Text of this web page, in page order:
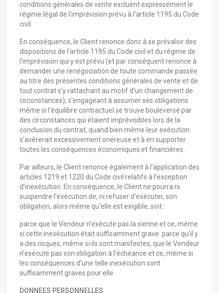
conditions générales de vente excluent expressément le
régime légal de l'imprévision prévu à l'article 1195 du Code
civil.
En conséquence, le Client renonce donc à se prévaloir des
dispositions de l'article 1195 du Code civil et du régime de
l'imprévision qui y est prévu (et par conséquent renonce à
demander une renégociation de toute commande passée
au titre des présentes conditions générales de vente et de
tout contrat s’y rattachant au motif d’un changement de
circonstances), s'engageant à assumer ses obligations
même si l'équilibre contractuel se trouve bouleversé par
des circonstances qui étaient imprévisibles lors de la
conclusion du contrat, quand bien même leur exécution
s'avèrerait excessivement onéreuse et à en supporter
toutes les conséquences économiques et financières.
Par ailleurs, le Client renonce également à l’application des
articles 1219 et 1220 du Code civil relatifs à l’exception
d’inexécution. En conséquence, le Client ne pourra ni
suspendre l’exécution de, ni refuser d’exécuter, son
obligation, alors même qu’elle est exigible, soit :
parce que le Vendeur n’exécute pas la sienne et ce, même
si cette inexécution était suffisamment grave parce qu’il y
a des risques, même si ils sont manifestes, que le Vendeur
n’exécute pas son obligation à l’échéance et ce, même si
les conséquences d’une telle inexécution sont
suffisamment graves pour elle.
DONNEES PERSONNELLES